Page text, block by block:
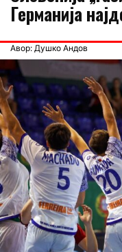
Германија
Авор: Душко Андов